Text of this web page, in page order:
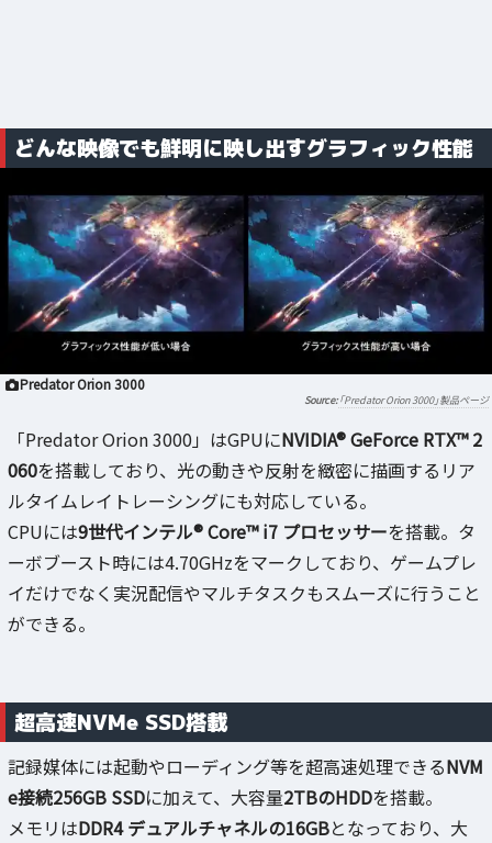
どんな映像でも鮮明に映し出すグラフィック性能
Predator Orion 3000
「Predator Orion 3000」製品ページ
「Predator Orion 3000」はGPUにNVIDIA® GeForce RTX™ 2
060を搭載しており、光の動きや反射を緻密に描画するリア
ルタイムレイトレーシングにも対応している。
CPUには9世代インテル® Core™ i7 プロセッサーを搭載。タ
ーボブースト時には4.70GHzをマークしており、ゲームプレ
イだけでなく実況配信やマルチタスクもスムーズに行うこと
ができる。
超高速NVMe SSD搭載
記録媒体には起動やローディング等を超高速処理できるNVM
e接続256GB SSDに加えて、大容量2TBのHDDを搭載。
メモリはDDR4 デュアルチャネルの16GBとなっており、大